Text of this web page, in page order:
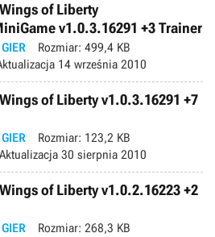
of Liberty
v1.0.3.16291 +3 Trainer
Rozmiar: 499,4 KB
14 września 2010
of Liberty v1.0.3.16291 +7
Rozmiar: 123,2 KB
Aktualizacja 30 sierpnia 2010
of Liberty v1.0.2.16223 +2
Rozmiar: 268,3 KB